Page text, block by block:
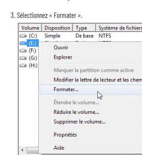
Sélectionnez « Formater ».